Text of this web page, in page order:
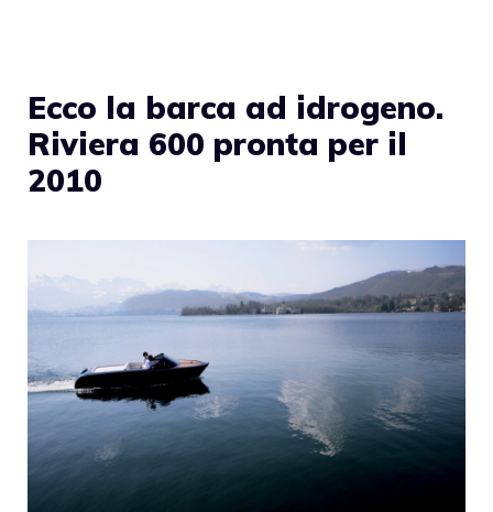
Ecco la barca ad idrogeno.
Riviera 600 pronta per il
2010